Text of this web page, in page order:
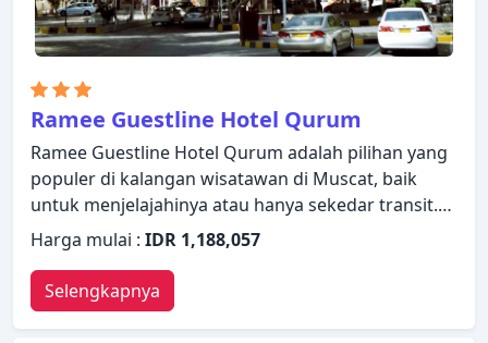
Ramee Guestline Hotel Qurum
Ramee Guestline Hotel Qurum adalah pilihan yang
populer di kalangan wisatawan di Muscat, baik
untuk menjelajahinya atau hanya sekedar transit.
Properti ini memiliki berbagai fasilitas yang
membuat pengalaman menginap Anda
menyenangkan. Staf yang siap melayani akan
menyambut dan memandu Anda di Ramee
Guestline Hotel Qurum. Kamar dilengkapi dengan
Harga mulai : IDR 1,188,057
Selengkapnya